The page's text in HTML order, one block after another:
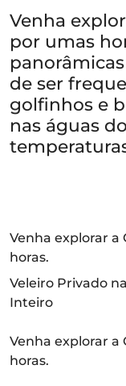
Venha
por umas
de ser
golfinhos e
nas águas
Venha explorar a
horas.
Veleiro Privado
Inteiro
Venha explorar a
horas.